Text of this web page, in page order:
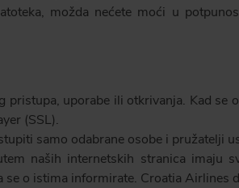
možda nećete moći u
uporabe ili otkrivanja. Kad
(SSL).
samo odabrane osobe i pružatelji
naših internetskih stranica imaju
o istima informirate. Croatia